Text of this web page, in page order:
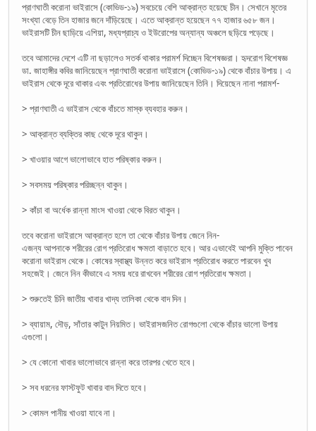
প্রাণঘাতী করোনা ভাইরাসে (কোভিড-১৯) সবচেয়ে বেশি আক্রান্ত হয়েছে চীন। সেখানে মৃতের
সংখ্যা বেড়ে তিন হাজার জনে দাঁড়িয়েছে। এতে আক্রান্ত হয়েছেন ৭৭ হাজার ৬৫৮ জন।
ভাইরাসটি চীন ছাড়িয়ে এশিয়া, মধ্যপ্রাচ্য ও ইউরোপের অন্যান্য অঞ্চলে ছড়িয়ে পড়েছে।
তবে আমাদের দেশে এটি না ছড়ালেও সতর্ক থাকার পরামর্শ দিচ্ছেন বিশেষজ্ঞরা। হৃদরোগ বিশেষজ্ঞ
ডা. জাহাঙ্গীর কবির জানিয়েছেন প্রাণঘাতী করোনা ভাইরাসে (কোভিড-১৯) থেকে বাঁচার উপায়। এ
ভাইরাস থেকে দূরে থাকার এবং প্রতিরোধের উপায় জানিয়েছেন তিনি। দিয়েছেন নানা পরামর্শ-
> প্রাণঘাতী এ ভাইরাস থেকে বাঁচতে মাস্ক ব্যবহার করুন।
> আক্রান্ত ব্যক্তির কাছ থেকে দূরে থাকুন।
> খাওয়ার আগে ভালোভাবে হাত পরিষ্কার করুন।
> সবসময় পরিষ্কার পরিচ্ছন্ন থাকুন।
> কাঁচা বা অর্ধেক রান্না মাংস খাওয়া থেকে বিরত থাকুন।
তবে করোনা ভাইরাসে আক্রান্ত হলে তা থেকে বাঁচার উপায় জেনে নিন-
এজন্য আপনাকে শরীরের রোগ প্রতিরোধ ক্ষমতা বাড়াতে হবে। আর এভাবেই আপনি মুক্তি পাবেন
করোনা ভাইরাস থেকে। কোষের স্বাস্থ্য উন্নত করে ভাইরাস প্রতিরোধ করতে পারবেন খুব
সহজেই। জেনে নিন কীভাবে এ সময় ধরে রাখবেন শরীরের রোগ প্রতিরোধ ক্ষমতা।
> শুরুতেই চিনি জাতীয় খাবার খাদ্য তালিকা থেকে বাদ দিন।
> ব্যায়াম, দৌড়, সাঁতার কাটুন নিয়মিত। ভাইরাসজনিত রোগগুলো থেকে বাঁচার ভালো উপায়
এগুলো।
> যে কোনো খাবার ভালোভাবে রান্না করে তারপর খেতে হবে।
> সব ধরনের ফাস্টফুট খাবার বাদ দিতে হবে।
> কোমল পানীয় খাওয়া যাবে না।